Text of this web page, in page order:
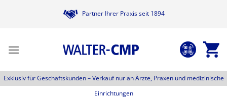
Partner Ihrer Praxis seit 1894
Exklusiv für Geschäftskunden –Verkauf nur an Ärzte, Praxen und medizinische
Einrichtungen